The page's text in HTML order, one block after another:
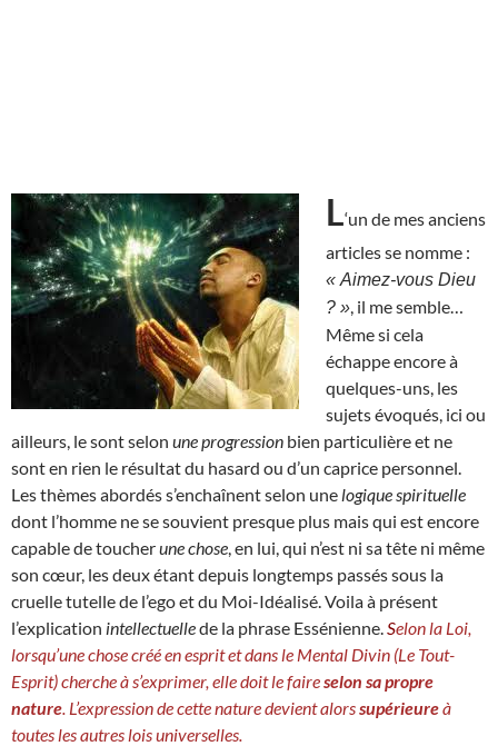
L‘un de mes anciens
articles se nomme :
« Aimez-vous Dieu
? » , il me semble…
Même si cela
échappe encore à
quelques-uns, les
sujets évoqués, ici ou
ailleurs, le sont selon une progression bien particulière et ne
sont en rien le résultat du hasard ou d’un caprice personnel.
Les thèmes abordés s’enchaînent selon une logique spirituelle
dont l’homme ne se souvient presque plus mais qui est encore
capable de toucherune chose , en lui, qui n’est ni sa tête ni même
son cœur, les deux étant depuis longtemps passés sous la
cruelle tutelle de l’ego et du Moi-Idéalisé. Voila à présent
l’explication intellectuellede la phrase Essénienne. Selon la Loi,
lorsqu’une chose créé en esprit et dans le Mental Divin (Le Tout-
Esprit) cherche à s’exprimer, elle doit le faireselon sa propre
nature . L’expression de cette nature devient alorssupérieureà
toutes les autres lois universelles.